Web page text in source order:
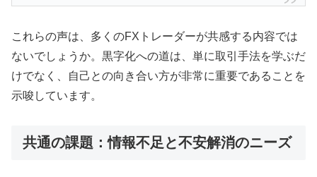
これらの声は、多くのFXトレーダーが共感する内容では
ないでしょうか。黒字化への道は、単に取引手法を学ぶだ
けでなく、自己との向き合い方が非常に重要であることを
示唆しています。
共通の課題：情報不足と不安解消のニーズ